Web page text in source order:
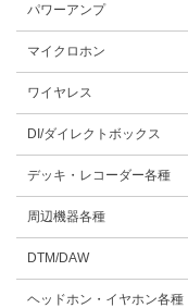
パワーアンプ
マイクロホン
ワイヤレス
DI/ダイレクトボックス
デッキ・レコーダー各種
周辺機器各種
DTM/DAW
ヘッドホン・イヤホン各種